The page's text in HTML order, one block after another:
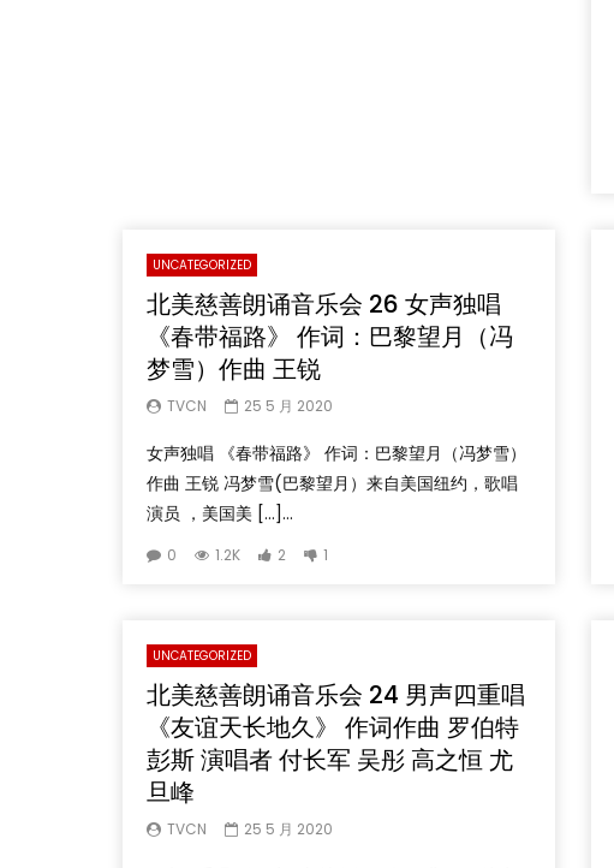
UNCATEGORIZED
北美慈善朗诵音乐会 26 女声独唱
《春带福路》 作词：巴黎望月（冯
梦雪）作曲 王锐
TVCN 25 5 月 2020
女声独唱 《春带福路》 作词：巴黎望月（冯梦雪）
作曲 王锐 冯梦雪(巴黎望月）来自美国纽约，歌唱
演员 ，美国美 […]...
0 1.2K 2 1
UNCATEGORIZED
北美慈善朗诵音乐会 24 男声四重唱
《友谊天长地久》 作词作曲 罗伯特
彭斯 演唱者 付长军 吴彤 高之恒 尤
旦峰
TVCN 25 5 月 2020